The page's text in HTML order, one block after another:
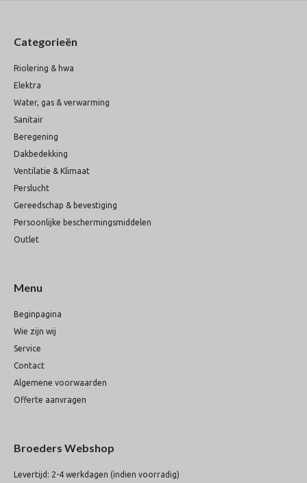
Categorieën
Riolering & hwa
Elektra
Water, gas & verwarming
Sanitair
Beregening
Dakbedekking
Ventilatie & Klimaat
Perslucht
Gereedschap & bevestiging
Persoonlijke beschermingsmiddelen
Outlet
Menu
Beginpagina
Wie zijn wij
Service
Contact
Algemene voorwaarden
Offerte aanvragen
Broeders Webshop
Levertijd: 2-4 werkdagen (indien voorradig)